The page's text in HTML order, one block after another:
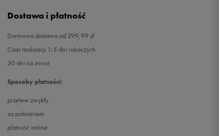
Dostawa i płatność
Darmowa dostawa od 299,99 zł
Czas realizacji 1-5 dni roboczych
30 dni na zwrot
Sposoby płatności:
przelew zwykły
za pobraniem
płatność online